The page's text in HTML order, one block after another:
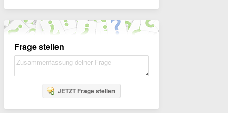
Frage stellen
JETZT Frage stellen